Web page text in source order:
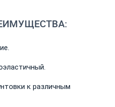
к различным